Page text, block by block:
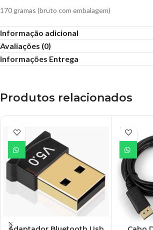
170 gramas (bruto com embalagem)
Informação adicional
Avaliações (0)
Informações Entrega
Produtos relacionados
ESGO
TADO